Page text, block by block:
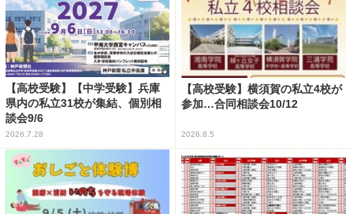
【高校受験】【中学受験】兵庫
県内の私立31校が集結、個別相
談会9/6
2026.7.28
【高校受験】横須賀の私立4校が
参加…合同相談会10/12
2026.8.5